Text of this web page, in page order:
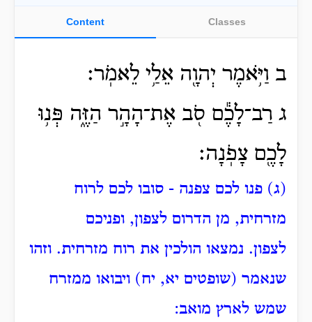
Content Classes
ב וַיֹּ֥אמֶר יְהוָ֖ה אֵלַ֥י לֵאמֹֽר׃
ג רַב־לָכֶ֕ם סֹ֖ב אֶת־הָהָ֣ר הַזֶּ֑ה פְּנ֥וּ
לָכֶ֖ם צָפֹֽנָה׃
(ג) פנו לכם צפנה - סובו לכם לרוח
מזרחית, מן הדרום לצפון, ופניכם
לצפון. נמצאו הולכין את רוח מזרחית. וזהו
שנאמר (שופטים יא, יח) ויבואו ממזרח
שמש לארץ מואב: